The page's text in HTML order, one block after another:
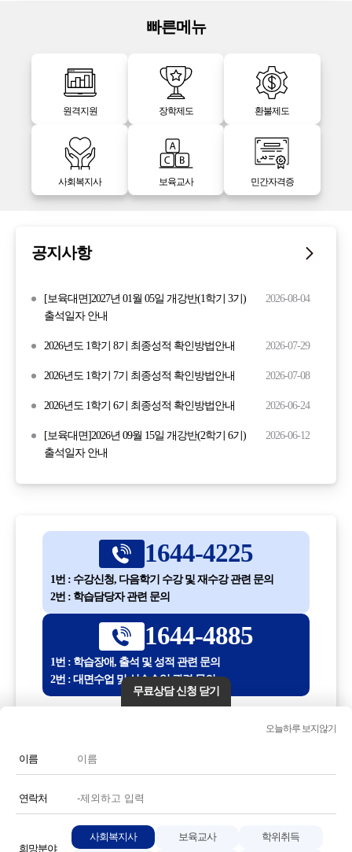
빠른메뉴
원격지원 장학제도 환불제도
사회복지사 보육교사 민간자격증
공지사항
[보육대면]2027년 01월 05일 개강반(1학기 3기)
출석일자 안내
2026-08-04
2026년도 1학기 8기 최종성적 확인방법안내 2026-07-29
2026년도 1학기 7기 최종성적 확인방법안내 2026-07-08
2026년도 1학기 6기 최종성적 확인방법안내 2026-06-24
[보육대면]2026년 09월 15일 개강반(2학기 6기)
출석일자 안내
2026-06-12
1644-4225
1번 : 수강신청, 다음학기 수강 및 재수강 관련 문의
2번 : 학습담당자 관련 문의
1644-4885
1번 : 학습장애, 출석 및 성적 관련 문의
2번 : 대면수업 및 실습수업 관련 문의
전화번호 또는 전화기 모양 아이콘을 클릭하시면 전화통화가
연결됩니다.
무료상담 신청 닫기
오늘하루 보지않기
이름
연락처
희망분야
사회복지사 보육교사 학위취득